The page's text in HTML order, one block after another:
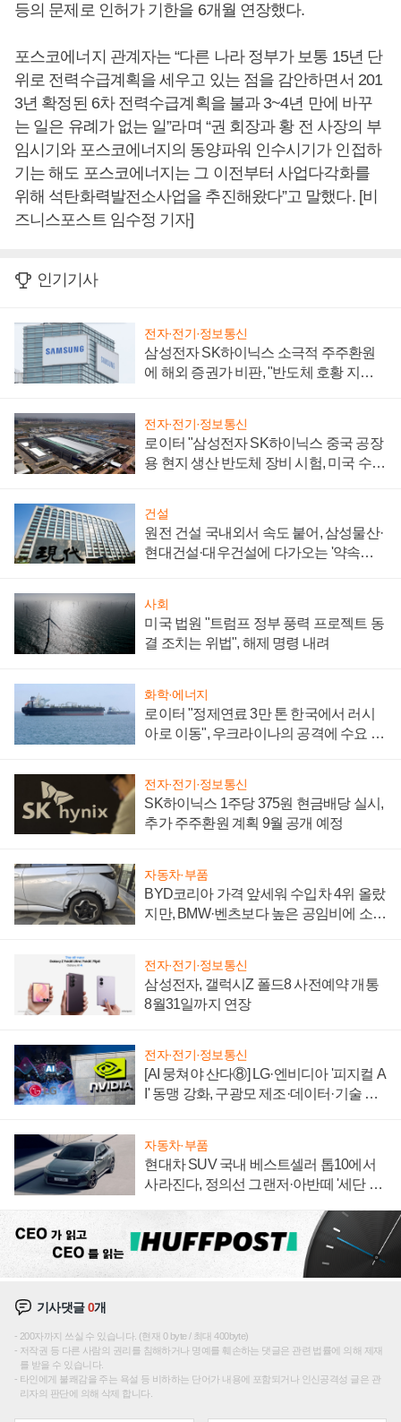
등의 문제로 인허가 기한을 6개월 연장했다.
포스코에너지 관계자는 “다른 나라 정부가 보통 15년 단
위로 전력수급계획을 세우고 있는 점을 감안하면서 201
3년 확정된 6차 전력수급계획을 불과 3~4년 만에 바꾸
는 일은 유례가 없는 일”라며 “권 회장과 황 전 사장의 부
임시기와 포스코에너지의 동양파워 인수시기가 인접하
기는 해도 포스코에너지는 그 이전부터 사업다각화를
위해 석탄화력발전소사업을 추진해왔다”고 말했다. [비
즈니스포스트 임수정 기자]
인기기사
전자·전기·정보통신
삼성전자 SK하이닉스 소극적 주주환원
에 해외 증권가 비판, "반도체 호황 지속
전자·전기·정보통신
로이터 "삼성전자 SK하이닉스 중국 공장
용 현지 생산 반도체 장비 시험, 미국 수출
건설
원전 건설 국내외서 속도 붙어, 삼성물산·
현대건설·대우건설에 다가오는 '약속의
사회
미국 법원 "트럼프 정부 풍력 프로젝트 동
결 조치는 위법", 해제 명령 내려
화학·에너지
로이터 "정제연료 3만 톤 한국에서 러시
아로 이동", 우크라이나의 공격에 수요 늘
전자·전기·정보통신
SK하이닉스 1주당 375원 현금배당 실시,
추가 주주환원 계획 9월 공개 예정
자동차·부품
BYD코리아 가격 앞세워 수입차 4위 올랐
지만, BMW·벤츠보다 높은 공임비에 소비
전자·전기·정보통신
삼성전자, 갤럭시Z 폴드8 사전예약 개통
8월31일까지 연장
전자·전기·정보통신
[AI 뭉쳐야 산다⑧] LG·엔비디아 '피지컬 A
I' 동맹 강화, 구광모 제조·데이터·기술 결
자동차·부품
현대차 SUV 국내 베스트셀러 톱10에서
사라진다, 정의선 그랜저·아반떼 '세단 쌍
기사댓글0개
200자까지 쓰실 수 있습니다. (현재 0 byte / 최대 400byte)
저작권 등 다른 사람의 권리를 침해하거나 명예를 훼손하는 댓글은 관련 법률에 의해 제재
를 받을 수 있습니다.
타인에게 불쾌감을 주는 욕설 등 비하하는 단어가 내용에 포함되거나 인신공격성 글은 관
리자의 판단에 의해 삭제 합니다.